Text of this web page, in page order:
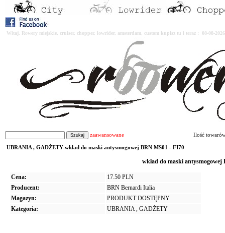
Witaj. Rowery miejskie, cruiser, chopper, lowrider, amsterdam, custom kupisz tu i teraz : 08-08-
zaawansowane Ilość
UBRANIA , GADŻETY-wkład do maski antysmogowej BRN MS01 - FI70
wkład do maski antysmogowej
Cena:
17.50 PLN
Producent:
BRN Bernardi Italia
Magazyn:
PRODUKT DOSTĘPNY
Kategoria:
UBRANIA , GADŻETY